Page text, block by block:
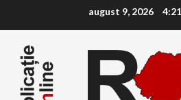
content
august 9, 2026